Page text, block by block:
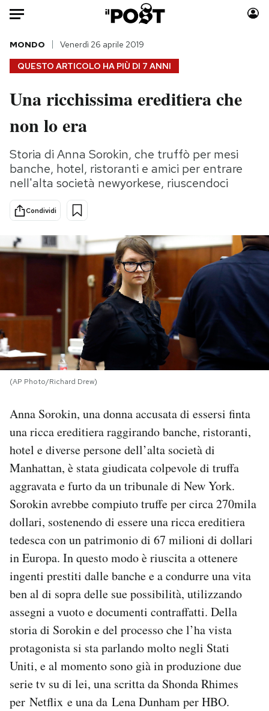
Auto
HOME
Italia
Politica
Tecnologia
Internet
Scienza
Cultura
Economia
Sport
Moda
Storie/Idee
Ok Boomer!
Media
Mondiali calcio 2026
NEWSLETTER
I MIEI PREFERITI
SHOP
CALENDARIO
AREA PERSONALE
Newsletter
Notifiche mobile
Regala il Post
Hai bisogno di aiuto?
Esci
QUESTO ARTICOLO HA PIÙ DI 7 ANNI
MONDO Venerdì 26 aprile 2019
Una ricchissima ereditiera che
non lo era
Storia di Anna Sorokin, che truffò per mesi
banche, hotel, ristoranti e amici per entrare
nell'alta società newyorkese, riuscendoci
Condividi
(AP Photo/Richard Drew)
Anna Sorokin, una donna accusata di essersi finta
una ricca ereditiera raggirando banche, ristoranti,
hotel e diverse persone dell’alta società di
Manhattan, è stata giudicata colpevole di truffa
aggravata e furto da un tribunale di New York.
Sorokin avrebbe compiuto truffe per circa 270mila
dollari, sostenendo di essere una ricca ereditiera
tedesca con un patrimonio di 67 milioni di dollari
in Europa. In questo modo è riuscita a ottenere
ingenti prestiti dalle banche e a condurre una vita
ben al di sopra delle sue possibilità, utilizzando
assegni a vuoto e documenti contraffatti. Della
storia di Sorokin e del processo che l’ha vista
protagonista si sta parlando molto negli Stati
Uniti, e al momento sono già in produzione due
serie tv su di lei, una scritta da Shonda Rhimes
per Netflix e una da Lena Dunham per HBO.